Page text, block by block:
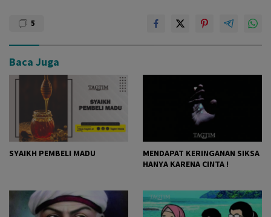
5
Baca Juga
SYAIKH PEMBELI MADU
MENDAPAT KERINGANAN SIKSA
HANYA KARENA CINTA !